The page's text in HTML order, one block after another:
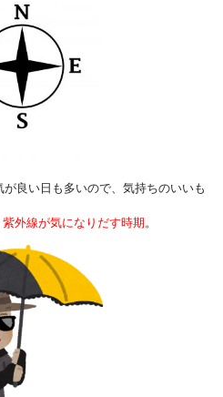
が良い日も多いので、気持ちのいいも
紫外線が気になりだす時期。